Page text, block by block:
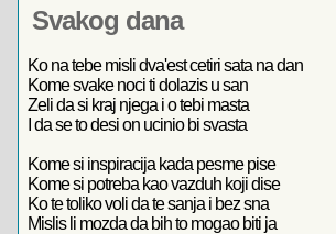
Svakog dana
Ko na tebe misli dva'est cetiri sata na dan
Kome svake noci ti dolazis u san
Zeli da si kraj njega i o tebi masta
I da se to desi on ucinio bi svasta
Kome si inspiracija kada pesme pise
Kome si potreba kao vazduh koji dise
Ko te toliko voli da te sanja i bez sna
Mislis li mozda da bih to mogao biti ja